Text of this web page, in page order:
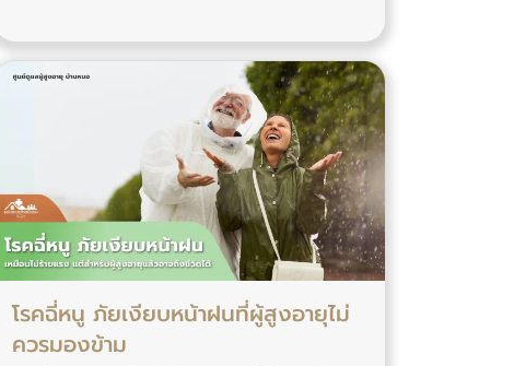
โรคฉี่หนู ภัยเงียบหน้าฝนที่ผู้สูงอายุไม่
ควรมองข้าม